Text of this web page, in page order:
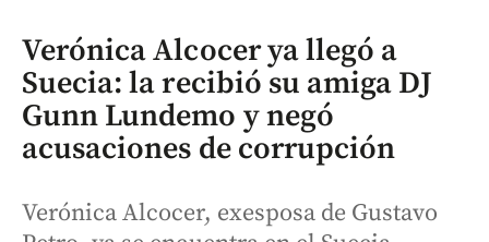
Verónica Alcocer ya llegó a
Suecia: la recibió su amiga DJ
Gunn Lundemo y negó
acusaciones de corrupción
Verónica Alcocer, exesposa de Gustavo